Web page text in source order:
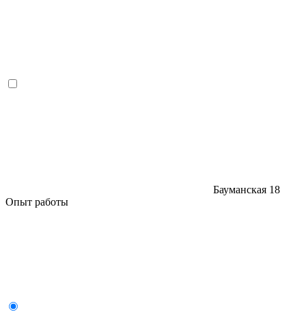
Бауманская 18
Опыт работы